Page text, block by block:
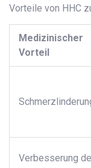
Vorteile von HHC
Medizinischer
Vorteil
Verbesserung